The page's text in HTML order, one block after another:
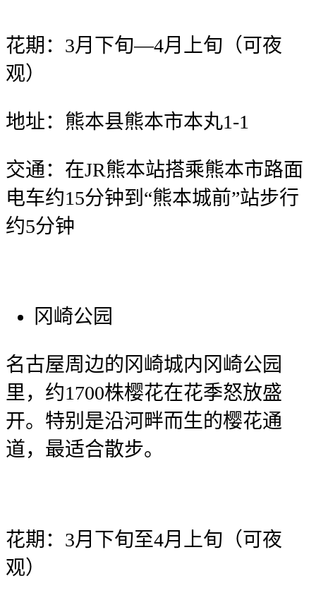
花期：3月下旬—4月上旬（可夜
观）
地址：熊本县熊本市本丸1-1
交通：在JR熊本站搭乘熊本市路面
电车约15分钟到“熊本城前”站步行
约5分钟
冈崎公园
名古屋周边的冈崎城内冈崎公园
里，约1700株樱花在花季怒放盛
开。特别是沿河畔而生的樱花通
道，最适合散步。
花期：3月下旬至4月上旬（可夜
观）